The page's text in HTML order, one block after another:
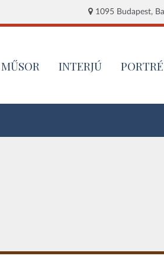
1095 Budapest,
MŰSOR INTERJÚ PORTRÉ